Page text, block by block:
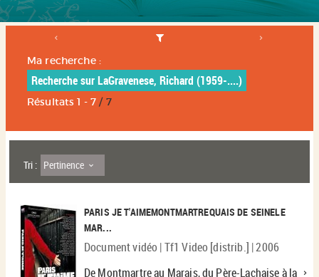
Ma recherche :
Recherche sur LaGravenese, Richard (1959-....)
Résultats1 - 7 / 7
Tri : Pertinence
PARIS JE T'AIMEMONTMARTREQUAIS DE SEINELE
MAR...
Document vidéo | Tf1 Video [distrib.] | 2006
De Montmartre au Marais, du Père-Lachaise à la